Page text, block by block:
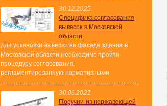
30.12.2025
Специфика согласования
вывесок в Московской
области
Для установки вывески на фасаде здания в
Московской области необходимо пройти
процедуру согласования,
регламентированную нормативными
30.06.2021
Поручни из нержавеющей